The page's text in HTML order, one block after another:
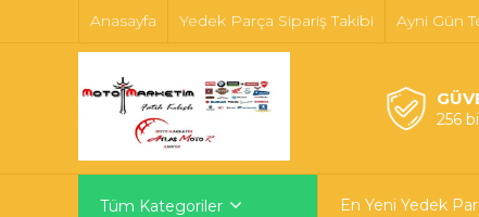
Anasayfa Yedek Parça Sipariş Takibi Ayni Gün
256
Tüm Kategoriler En Yeni Yedek